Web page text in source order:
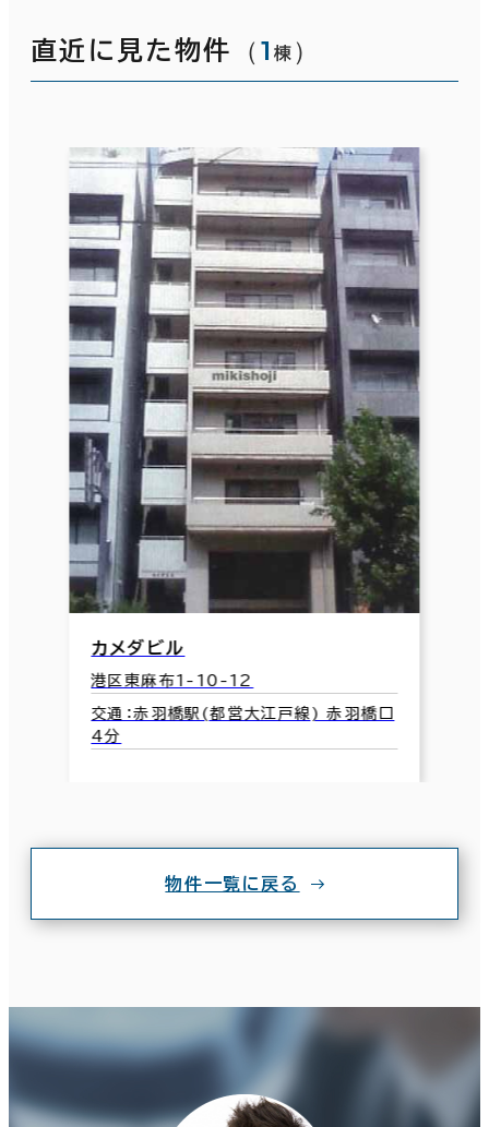
直近に見た物件 （1 棟 ）
カメダビル
港区東麻布1-10-12
交通：赤羽橋駅(都営大江戸線) 赤羽橋口
4分
物件一覧に戻る